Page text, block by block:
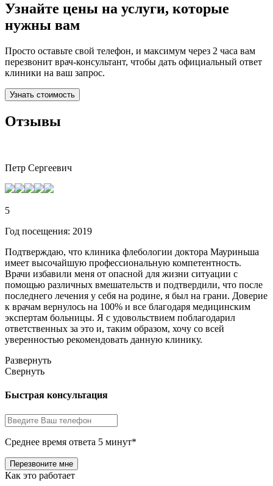
Узнайте цены на услуги, которые
нужны вам
Просто оставьте свой телефон, и максимум через 2 часа вам
перезвонит врач-консультант, чтобы дать официальный ответ
клиники на ваш запрос.
Узнать стоимость
Отзывы
Петр Сергеевич
5
Год посещения: 2019
Подтверждаю, что клиника флебологии доктора Мауриньша
имеет высочайшую профессиональную компетентность.
Врачи избавили меня от опасной для жизни ситуации с
помощью различных вмешательств и подтвердили, что после
последнего лечения у себя на родине, я был на грани. Доверие
к врачам вернулось на 100% и все благодаря медицинским
экспертам больницы. Я с удовольствием поблагодарил
ответственных за это и, таким образом, хочу со всей
уверенностью рекомендовать данную клинику.
Развернуть
Свернуть
Быстрая консультация
Среднее время ответа 5 минут*
Как это работает